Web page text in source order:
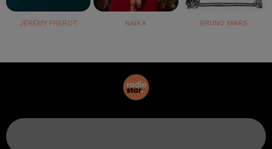
JÉRÉMY FREROT NAÏKA BRUNO MARS